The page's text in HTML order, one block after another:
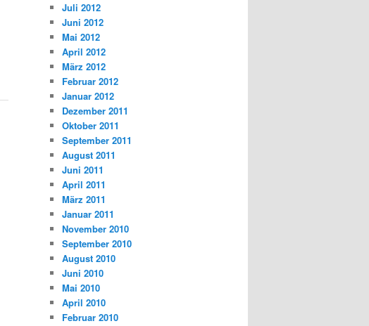
Juli 2012
Juni 2012
Mai 2012
April 2012
März 2012
Februar 2012
Januar 2012
Dezember 2011
Oktober 2011
September 2011
August 2011
Juni 2011
April 2011
März 2011
Januar 2011
November 2010
September 2010
August 2010
Juni 2010
Mai 2010
April 2010
Februar 2010